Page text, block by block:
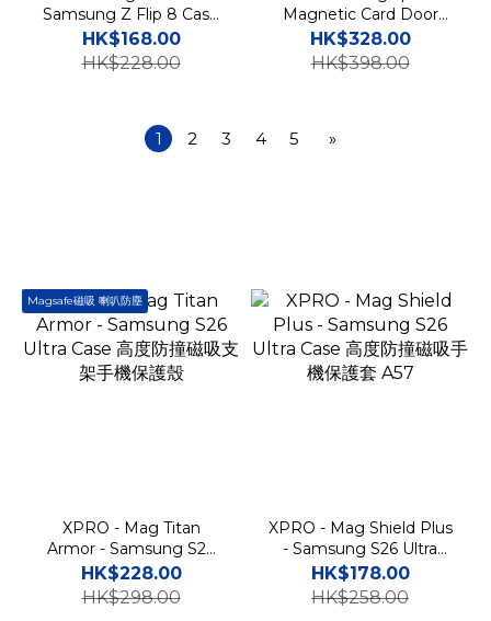
Samsung Z Flip 8 Case
一體式透明磁吸防撞手機保
護硬殼 FE
HK$168.00
HK$228.00
Magnetic Card Door
Bumper - Samsung Flip
7 Case 指環插卡貼身手機
HK$328.00
HK$398.00
1 2 3 4 5 »
Magsafe磁吸 喇叭防塵
XPRO - Mag Titan
Armor - Samsung S26
Ultra Case 高度防撞磁吸
支架手機保護殼
HK$228.00
HK$298.00
XPRO - Mag Shield Plus
- Samsung S26 Ultra
Case 高度防撞磁吸手機保
護套 A57
HK$178.00
HK$258.00